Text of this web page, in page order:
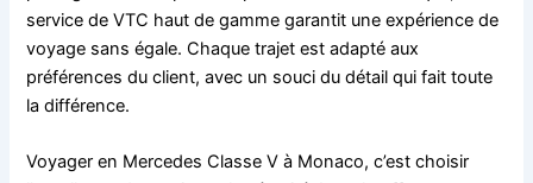
service de VTC haut de gamme garantit une expérience de
voyage sans égale. Chaque trajet est adapté aux
préférences du client, avec un souci du détail qui fait toute
la différence.
Voyager en Mercedes Classe V à Monaco, c’est choisir